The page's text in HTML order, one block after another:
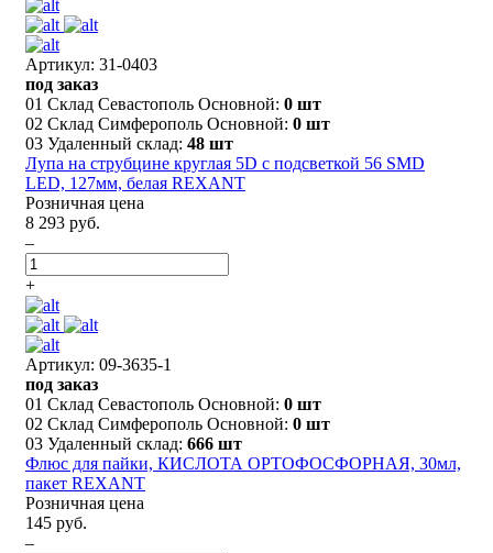
Артикул: 31-0403
под заказ
01 Склад Севастополь Основной: 0 шт
02 Склад Симферополь Основной: 0 шт
03 Удаленный склад: 48 шт
Лупа на струбцине круглая 5D с подсветкой 56 SMD
LED, 127мм, белая REXANT
Розничная цена
8 293 руб.
–
+
Артикул: 09-3635-1
под заказ
01 Склад Севастополь Основной: 0 шт
02 Склад Симферополь Основной: 0 шт
03 Удаленный склад: 666 шт
Флюс для пайки, КИСЛОТА ОРТОФОСФОРНАЯ, 30мл,
пакет REXANT
Розничная цена
145 руб.
–